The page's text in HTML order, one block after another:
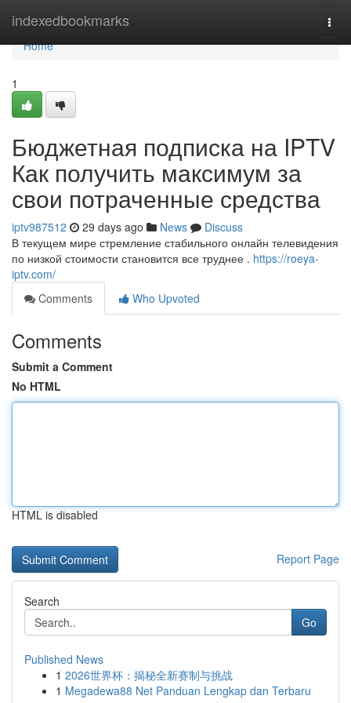
indexedbookmarks
Home
Home
1
Бюджетная подписка на IPTV
Как получить максимум за
свои потраченные средства
iptv987512 29 days ago News
Discuss
В текущем мире стремление стабильного онлайн телевидения
по низкой стоимости становится все труднее . https://roeya-
iptv.com/
Comments
Who Upvoted
Comments
Submit a Comment
No HTML
HTML is disabled
Report Page
Search
Go
Published News
1 2026世界杯：揭秘全新赛制与挑战
1 Megadewa88 Net Panduan Lengkap dan Terbaru